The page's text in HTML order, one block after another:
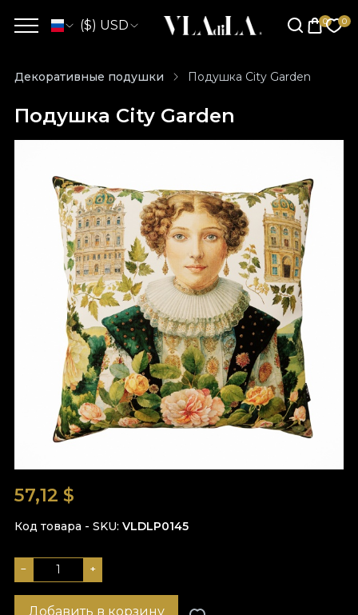
($) USD
Декоративные подушки Подушка City Garden
Подушка City Garden
57,12 $
Код товара - SKU VLDLP0145
− +
Добавить в корзину